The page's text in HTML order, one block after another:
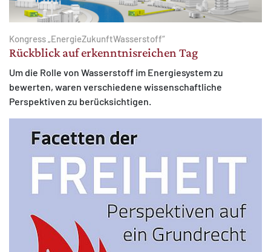
Kongress „EnergieZukunftWasserstoff“
Rückblick auf erkenntnisreichen Tag
Um die Rolle von Wasserstoff im Energiesystem zu
bewerten, waren verschiedene wissenschaftliche
Perspektiven zu berücksichtigen.